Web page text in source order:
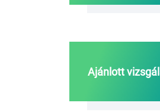
Ajánlott